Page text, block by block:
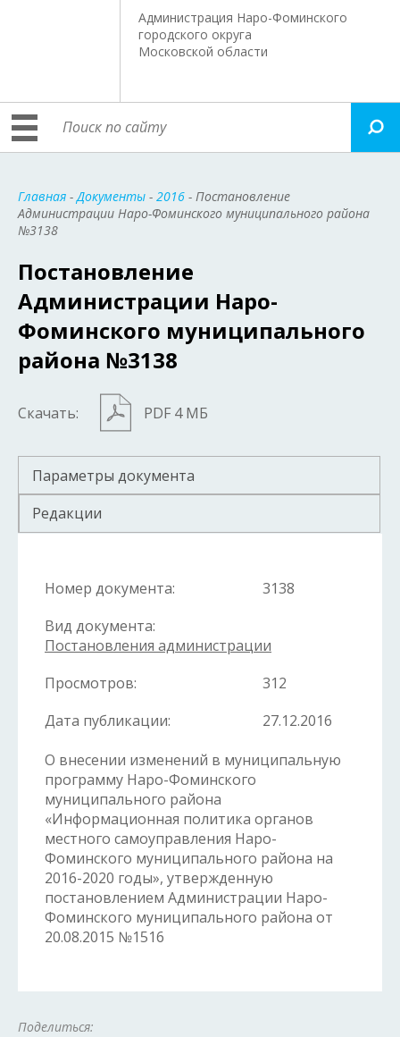
Администрация Наро-Фоминского
городского округа
Московской области
Главная -Документы - 2016 - Постановление
Администрации Наро-Фоминского муниципального района
№3138
Постановление
Администрации Наро-
Фоминского муниципального
района №3138
Скачать: PDF 4 МБ
Параметры документа
Редакции
Номер документа:
3138
Вид документа:
Постановления администрации
Просмотров:
312
Дата публикации:
27.12.2016
О внесении изменений в муниципальную
программу Наро-Фоминского
муниципального района
«Информационная политика органов
местного самоуправления Наро-
Фоминского муниципального района на
2016-2020 годы», утвержденную
постановлением Администрации Наро-
Фоминского муниципального района от
20.08.2015 №1516
Поделиться: